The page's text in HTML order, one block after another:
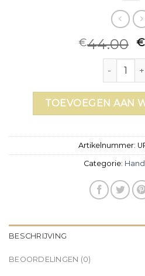
€44.00 €
handtas
TOEVOEGEN AAN
Artikelnummer:
Categorie:
BESCHRIJVING
BEOORDELINGEN (0)